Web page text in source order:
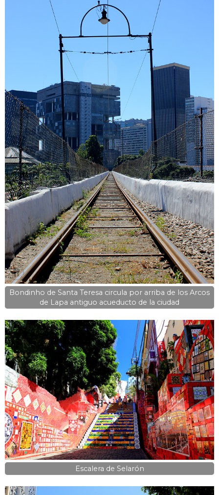
Bondinho de Santa Teresa circula por arriba de los Arcos
de Lapa antiguo acueducto de la ciudad
Escalera de Selarón